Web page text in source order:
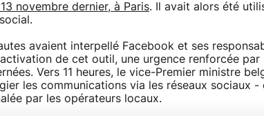
novembre dernier, à Paris. Il avait alors été
avaient interpellé Facebook et ses
de cet outil, une urgence renforcée
Vers 11 heures, le vice-Premier ministre
les communications via les réseaux sociaux
par les opérateurs locaux.